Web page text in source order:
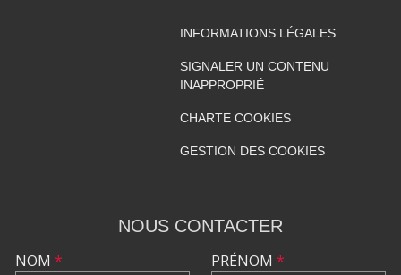
INFORMATIONS LÉGALES
SIGNALER UN CONTENU
INAPPROPRIÉ
CHARTE COOKIES
GESTION DES COOKIES
NOUS CONTACTER
NOM * PRÉNOM *